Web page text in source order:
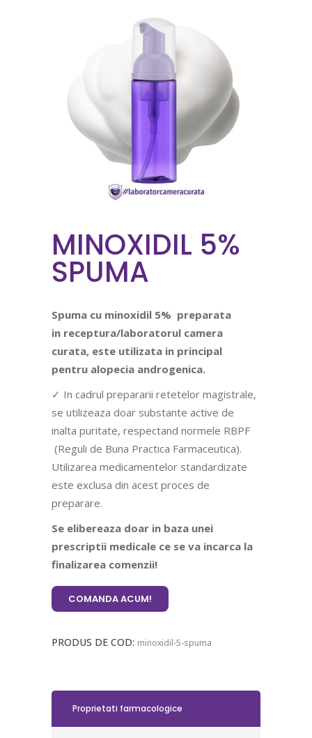
MINOXIDIL 5%
SPUMA
Spuma cu minoxidil 5% preparata
in receptura/laboratorul camera
curata, este utilizata in principal
pentru alopecia androgenica.
✓ In cadrul prepararii retetelor magistrale,
se utilizeaza doar substante active de
inalta puritate, respectand normele RBPF
(Reguli de Buna Practica Farmaceutica).
Utilizarea medicamentelor standardizate
este exclusa din acest proces de
preparare.
Se elibereaza doar in baza unei
prescriptii medicale ce se va incarca la
finalizarea comenzii!
COMANDA ACUM!
PRODUS DE COD: minoxidil-5-spuma
Proprietati farmacologice